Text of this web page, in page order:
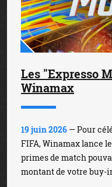
Les "Expresso
Winamax
19 juin 2026 — Pour
FIFA, Winamax lance
primes de match
montant de votre buy-